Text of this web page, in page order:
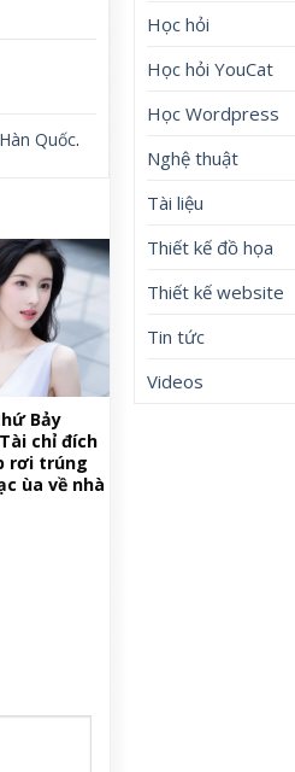
Quốc.
Bảy
chỉ đích
rơi trúng
ùa về nhà
Học hỏi
Học hỏi YouCat
Học Wordpress
Nghệ thuật
Tài liệu
Thiết kế đồ họa
Thiết kế website
Tin tức
Videos